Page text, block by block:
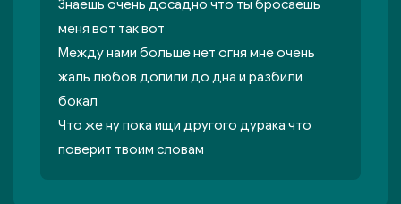
Знаешь очень досадно что ты бросаешь
меня вот так вот
Между нами больше нет огня мне очень
жаль любов допили до дна и разбили
бокал
Что же ну пока ищи другого дурака что
поверит твоим словам